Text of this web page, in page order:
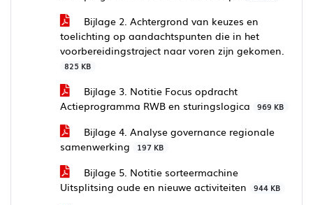
Bijlage 2. Achtergrond van keuzes en
toelichting op aandachtspunten die in het
voorbereidingstraject naar voren zijn gekomen.
825 KB
Bijlage 3. Notitie Focus opdracht
Actieprogramma RWB en sturingslogica
969 KB
Bijlage 4. Analyse governance regionale
samenwerking
197 KB
Bijlage 5. Notitie sorteermachine
Uitsplitsing oude en nieuwe activiteiten
944 KB